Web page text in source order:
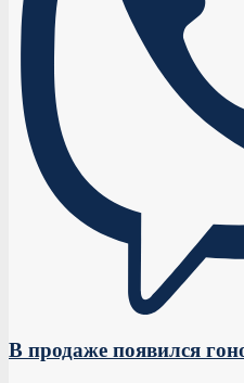
В продаже появился